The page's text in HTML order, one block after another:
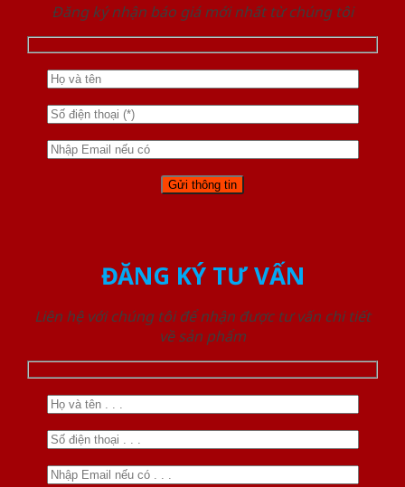
Đăng ký nhận báo giá mới nhất từ chúng tôi
ĐĂNG KÝ TƯ VẤN
Liên hệ với chúng tôi để nhận được tư vấn chi tiết
về sản phẩm